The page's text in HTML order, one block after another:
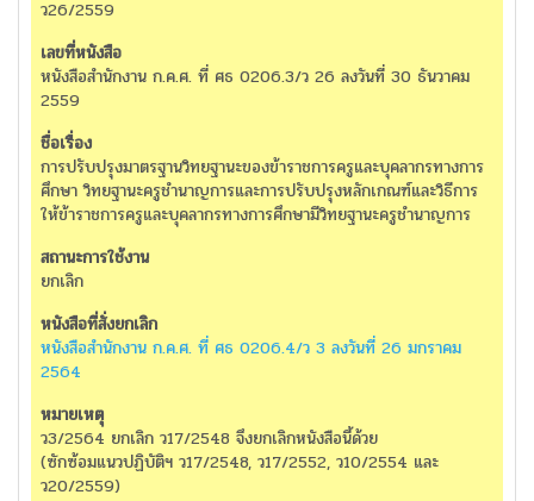
ว26/2559
หนังสือสำนักงาน ก.ค.ศ. ที่ ศธ 0206.3/ว 26 ลงวันที่ 30 ธันวาคม
2559
การปรับปรุงมาตรฐานวิทยฐานะของข้าราชการครูและบุคลากรทางการ
ศึกษา วิทยฐานะครูชำนาญการและการปรับปรุงหลักเกณฑ์และวิธีการ
ให้ข้าราชการครูและบุคลากรทางการศึกษามีวิทยฐานะครูชำนาญการ
ยกเลิก
หนังสือสำนักงาน ก.ค.ศ. ที่ ศธ 0206.4/ว 3 ลงวันที่ 26 มกราคม
2564
ว3/2564 ยกเลิก ว17/2548 จึงยกเลิกหนังสือนี้ด้วย
(ซักซ้อมแนวปฏิบัติฯ ว17/2548, ว17/2552, ว10/2554 และ
ว20/2559)